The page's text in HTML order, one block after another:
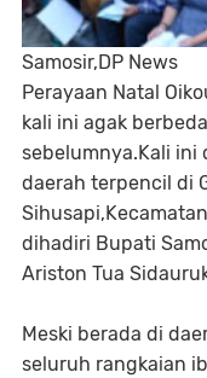
Samosir,DP News
Perayaan Natal
kali ini agak
sebelumnya.Kali ini
daerah terpencil di
dihadiri Bupati
Ariston Tua
Meski berada di
seluruh rangkaian